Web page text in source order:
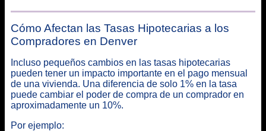
Cómo Afectan las Tasas Hipotecarias a los
Compradores en Denver
Incluso pequeños cambios en las tasas hipotecarias
pueden tener un impacto importante en el pago mensual
de una vivienda. Una diferencia de solo 1% en la tasa
puede cambiar el poder de compra de un comprador en
aproximadamente un 10%.
Por ejemplo: